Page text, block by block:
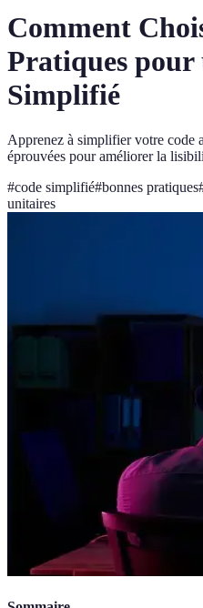
Comment
Pratiques pour
Simplifié
Apprenez à simplifier votre code
éprouvées pour améliorer la
#code simplifié#bonnes pratiques
unitaires